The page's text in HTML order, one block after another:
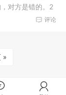
对方是错的。2
评论
»